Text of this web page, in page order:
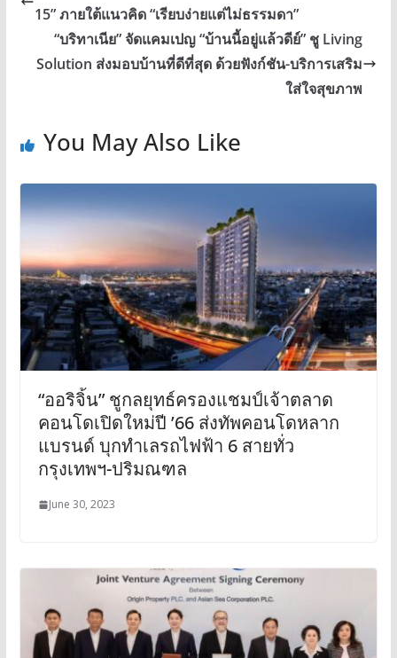
15” ภายใต้แนวคิด “เรียบง่ายแต่ไม่ธรรมดา”
“บริทาเนีย” จัดแคมเปญ “บ้านนี้อยู่แล้วดีย์” ชู Living
Solution ส่งมอบบ้านที่ดีที่สุด ด้วยฟังก์ชัน-บริการเสริม
ใส่ใจสุขภาพ
You May Also Like
“ออริจิ้น” ชูกลยุทธ์ครองแชมป์เจ้าตลาด
คอนโดเปิดใหม่ปี ’66 ส่งทัพคอนโดหลาก
แบรนด์ บุกทำเลรถไฟฟ้า 6 สายทั่ว
กรุงเทพฯ-ปริมณฑล
June 30, 2023